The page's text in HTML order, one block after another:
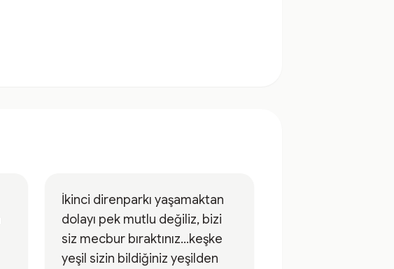
İkinci direnparkı yaşamaktan
dolayı pek mutlu değiliz, bizi
siz mecbur bıraktınız...keşke
yeşil sizin bildiğiniz yeşilden